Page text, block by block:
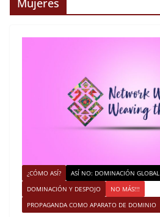
Mujeres
¿CÓMO ASÍ? ASÍ NO: DOMINACIÓN GLOBAL
DOMINACIÓN Y DESPOJO
NO MÁS!!!
PROPAGANDA COMO APARATO DE DOMINIO